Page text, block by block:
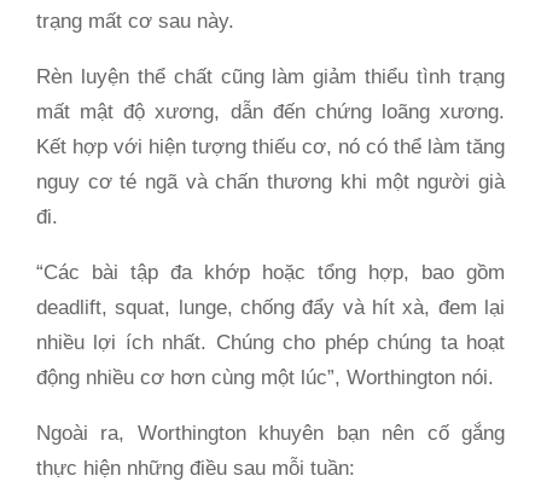
trạng mất cơ sau này.
Rèn luyện thể chất cũng làm giảm thiểu tình trạng
mất mật độ xương, dẫn đến chứng loãng xương.
Kết hợp với hiện tượng thiếu cơ, nó có thể làm tăng
nguy cơ té ngã và chấn thương khi một người già
đi.
“Các bài tập đa khớp hoặc tổng hợp, bao gồm
deadlift, squat, lunge, chống đẩy và hít xà, đem lại
nhiều lợi ích nhất. Chúng cho phép chúng ta hoạt
động nhiều cơ hơn cùng một lúc”, Worthington nói.
Ngoài ra, Worthington khuyên bạn nên cố gắng
thực hiện những điều sau mỗi tuần: